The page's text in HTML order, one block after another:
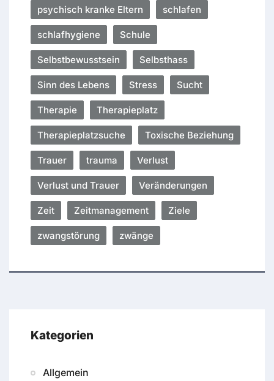
psychisch kranke Eltern schlafen
schlafhygiene Schule
Selbstbewusstsein Selbsthass
Sinn des Lebens Stress Sucht
Therapie Therapieplatz
Therapieplatzsuche Toxische Beziehung
Trauer trauma Verlust
Verlust und Trauer Veränderungen
Zeit Zeitmanagement Ziele
zwangstörung zwänge
Kategorien
Allgemein